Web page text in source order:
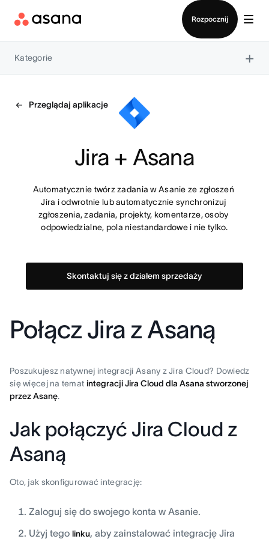
Rozpocznij
Kategorie ×
Przeglądaj aplikacje
Jira + Asana
Automatycznie twórz zadania w Asanie ze zgłoszeń
Jira i odwrotnie lub automatycznie synchronizuj
zgłoszenia, zadania, projekty, komentarze, osoby
odpowiedzialne, pola niestandardowe i nie tylko.
Skontaktuj się z działem sprzedaży
Połącz Jira z Asaną
Poszukujesz natywnej integracji Asany z Jira Cloud? Dowiedz
się więcej na temat integracji Jira Cloud dla Asana stworzonej
przez Asanę.
Jak połączyć Jira Cloud z
Asaną
Oto, jak skonfigurować integrację:
Zaloguj się do swojego konta w Asanie.
Użyj tego linku, aby zainstalować integrację Jira